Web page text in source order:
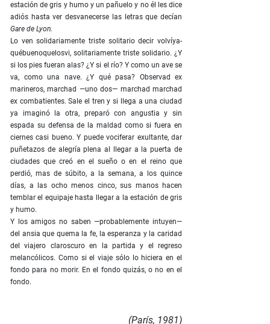
estación de gris y humo y un pañuelo y no él les dice
adiós hasta ver desvanecerse las letras que decían
Gare de Lyon.
Lo ven solidariamente triste solitario decir volvíya-
québuenoquelosvi, solitariamente triste solidario. ¿Y
si los pies fueran alas? ¿Y si el río? Y como un ave se
va, como una nave. ¿Y qué pasa? Observad ex
marineros, marchad —uno dos— marchad marchad
ex combatientes. Sale el tren y si llega a una ciudad
ya imaginó la otra, preparó con angustia y sin
espada su defensa de la maldad como si fuera en
ciernes casi bueno. Y puede vociferar exultante, dar
puñetazos de alegría plena al llegar a la puerta de
ciudades que creó en el sueño o en el reino que
perdió, mas de súbito, a la semana, a los quince
días, a las ocho menos cinco, sus manos hacen
temblar el equipaje hasta llegar a la estación de gris
y humo.
Y los amigos no saben —probablemente intuyen—
del ansia que quema la fe, la esperanza y la caridad
del viajero claroscuro en la partida y el regreso
melancólicos. Como si el viaje sólo lo hiciera en el
fondo para no morir. En el fondo quizás, o no en el
fondo.
(París, 1981)